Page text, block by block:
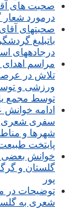
صحبت های
درمورد شعار
صحبتهای
باتبلیغ
درجادههای
مراسم اهدای
تلاش در
ورزشی و
توسط مجمع
ادامه
سفری شعری
شهرها و
پایتخت
خوانش بعضی
گلستان و
پور
شعری به